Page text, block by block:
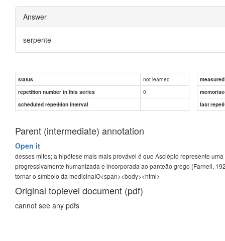
Answer
serpente
status not learned
repetition number in this series
0
scheduled repetition interval
last
Parent (intermediate) annotation
Open it
desses mitos; a hipótese mais mais provável é que Asclépio represente
progressivamente humanizada e incorporada ao panteão grego (Farnell,
tornar o símbolo da medicinaIO<span><body><html>
Original toplevel document (pdf)
cannot see any pdfs